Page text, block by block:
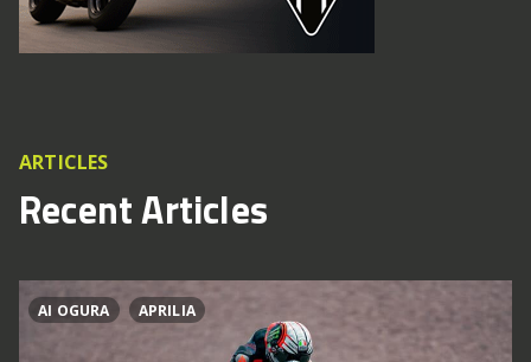
ARTICLES
Recent Articles
AI OGURA APRILIA